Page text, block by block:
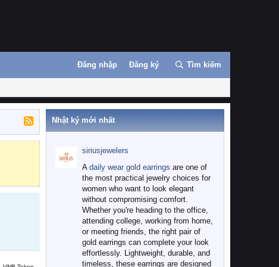
Đăng nhập Đăng ký Tìm kiếm
Nhật ký mới nhất
siriusjewelers
A daily wear gold earrings are one of
the most practical jewelry choices for
women who want to look elegant
without compromising comfort.
Whether you're heading to the office,
attending college, working from home,
or meeting friends, the right pair of
gold earrings can complete your look
effortlessly. Lightweight, durable, and
timeless, these earrings are designed